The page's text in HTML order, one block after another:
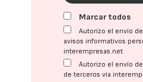
Marcar todos
Autorizo el envío
avisos informativos
interempresas.net
Autorizo el envío
de terceros vía